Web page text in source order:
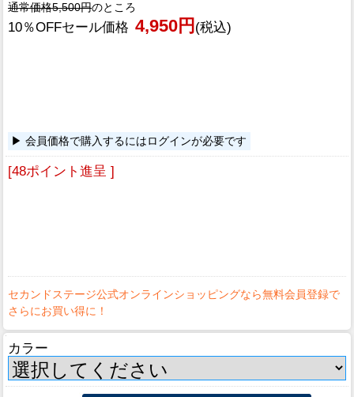
通常価格5,500円のところ
10％OFFセール価格 4,950円 (税込)
会員価格で購入するにはログインが必要です
[48ポイント進呈 ]
カラー